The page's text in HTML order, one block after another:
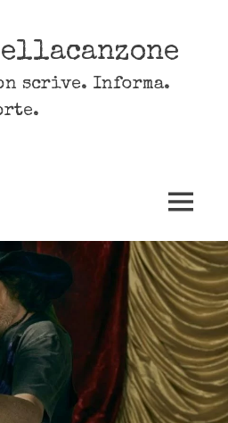
scrive. Informa.
MENU